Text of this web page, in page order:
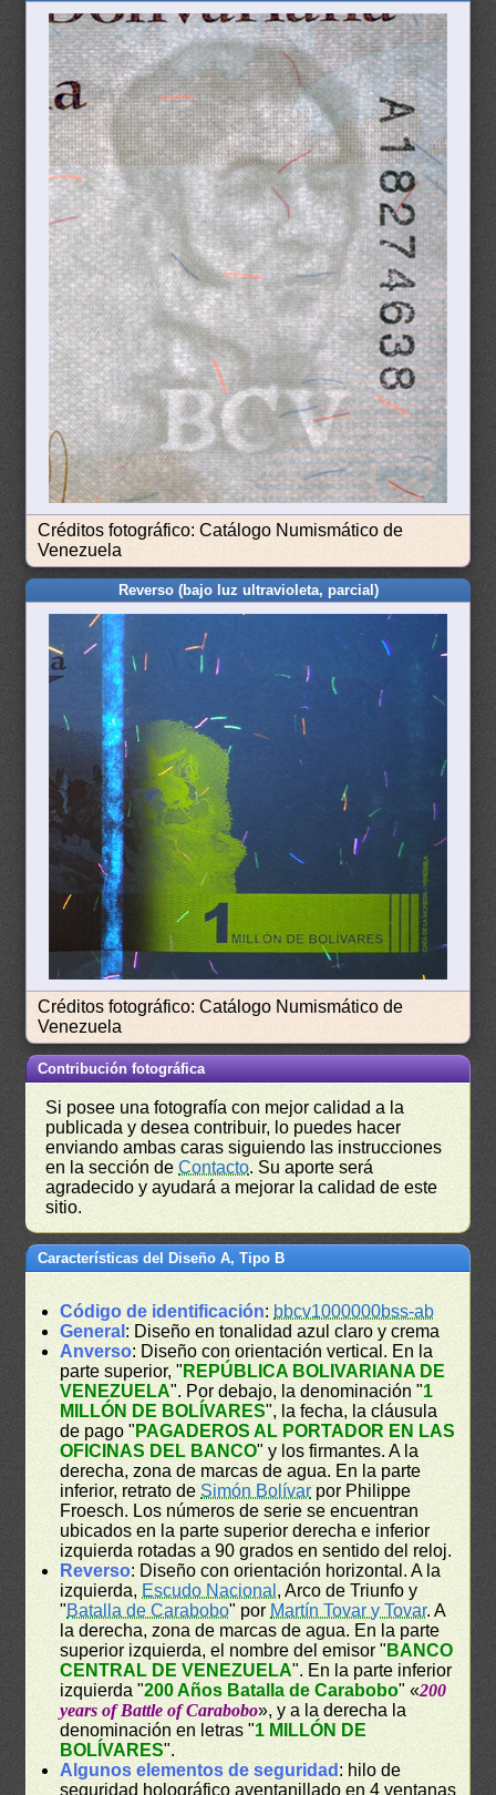
Créditos fotográfico: Catálogo Numismático de
Venezuela
Reverso (bajo luz ultravioleta, parcial)
Créditos fotográfico: Catálogo Numismático de
Venezuela
Contribución fotográfica
Si posee una fotografía con mejor calidad a la
publicada y desea contribuir, lo puedes hacer
enviando ambas caras siguiendo las instrucciones
en la sección deContacto. Su aporte será
agradecido y ayudará a mejorar la calidad de este
sitio.
Características del Diseño A, Tipo B
Código de identificación: bbcv1000000bss-ab
General : Diseño en tonalidad azul claro y crema
Anverso: Diseño con orientación vertical. En la
parte superior, " REPÚBLICA BOLIVARIANA DE
VENEZUELA". Por debajo, la denominación "1
MILLÓN DE BOLÍVARES", la fecha, la cláusula
de pago " PAGADEROS AL PORTADOR EN LAS
OFICINAS DEL BANCO" y los firmantes. A la
derecha, zona de marcas de agua. En la parte
inferior, retrato deSimón Bolívar por Philippe
Froesch. Los números de serie se encuentran
ubicados en la parte superior derecha e inferior
izquierda rotadas a 90 grados en sentido del reloj.
Reverso: Diseño con orientación horizontal. A la
izquierda, Escudo Nacional , Arco de Triunfo y
"Batalla de Carabobo" por Martín Tovar y Tovar. A
la derecha, zona de marcas de agua. En la parte
superior izquierda, el nombre del emisor " BANCO
CENTRAL DE VENEZUELA". En la parte inferior
izquierda "200 Años Batalla de Carabobo" «200
years of Battle of Carabobo», y a la derecha la
denominación en letras "1 MILLÓN DE
BOLÍVARES".
Algunos elementos de seguridad : hilo de
seguridad holográfico aventanillado en 4 ventanas